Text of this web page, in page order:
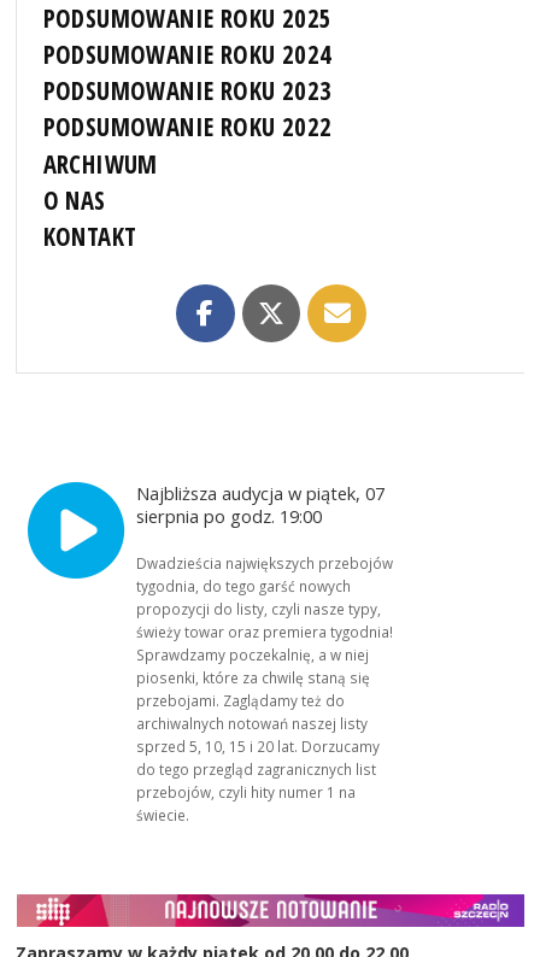
PODSUMOWANIE ROKU 2025
PODSUMOWANIE ROKU 2024
PODSUMOWANIE ROKU 2023
PODSUMOWANIE ROKU 2022
ARCHIWUM
O NAS
KONTAKT
Najbliższa audycja w piątek, 07
sierpnia po godz. 19:00
Dwadzieścia największych przebojów
tygodnia, do tego garść nowych
propozycji do listy, czyli nasze typy,
świeży towar oraz premiera tygodnia!
Sprawdzamy poczekalnię, a w niej
piosenki, które za chwilę staną się
przebojami. Zaglądamy też do
archiwalnych notowań naszej listy
sprzed 5, 10, 15 i 20 lat. Dorzucamy
do tego przegląd zagranicznych list
przebojów, czyli hity numer 1 na
świecie.